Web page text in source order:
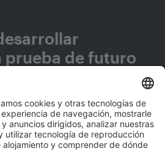
prueba de futuro
a cualquier
y nos pondremos en